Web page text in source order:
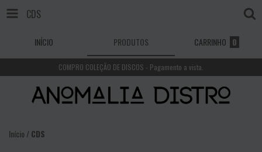
CDS
INÍCIO PRODUTOS CARRINHO 0
COMPRO COLEÇÃO DE DISCOS - Pagamento a vista.
Início /CDS